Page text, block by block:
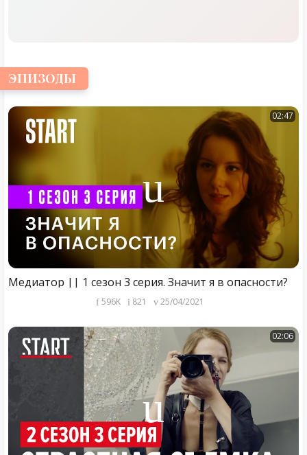
ЭПИЗОДЫ
02:47
Медиатор || 1 сезон 3 серия. Значит я в опасности?
596K 821 25/04/2021
02:06